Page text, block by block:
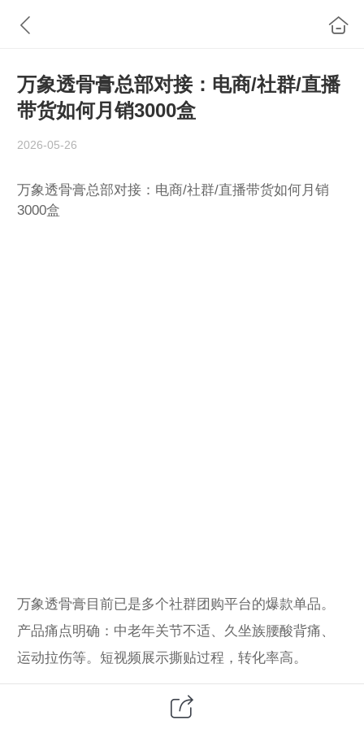
万象透骨膏总部对接：电商/社群/直播
带货如何月销3000盒
2026-05-26
万象透骨膏总部对接：电商/社群/直播带货如何月销
3000盒
万象透骨膏目前已是多个社群团购平台的爆款单品。
产品痛点明确：中老年关节不适、久坐族腰酸背痛、
运动拉伤等。短视频展示撕贴过程，转化率高。
总部提供授权书、质检报告、宣发视频素材，并支持